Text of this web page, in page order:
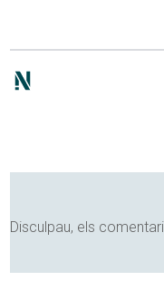
Disculpau, els